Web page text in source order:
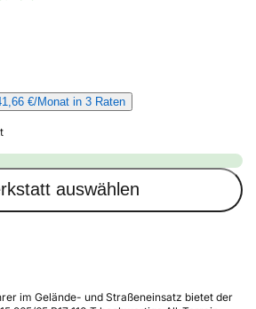
€/Monat in 3 Raten
auswählen
im Gelände- und Straßeneinsatz bietet der